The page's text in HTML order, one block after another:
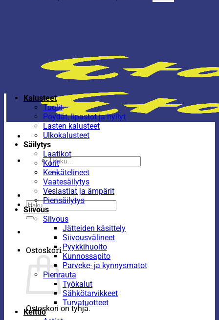
Etsi:
Etsi:
Ostoskori
Ostoskori on tyhjä.
Kalusteet
Tuolit
Pöydät, lipastot ja hyllyt
Lasten kalusteet
Ulkokalusteet
Säilytys
Laatikot
Korit
Kenkätelineet
Vaatesäilytys
Vesiastiat ja ämpärit
Piensäilytys
Siivous
Siivous
Jätteiden käsittely
Siivousvälineet
Pyykkihuolto
Kunnossapito
Parveke- ja kynnysmatot
Pienrauta
Työkalut
Sähkötarvikkeet
Turvatuotteet
Keittiö